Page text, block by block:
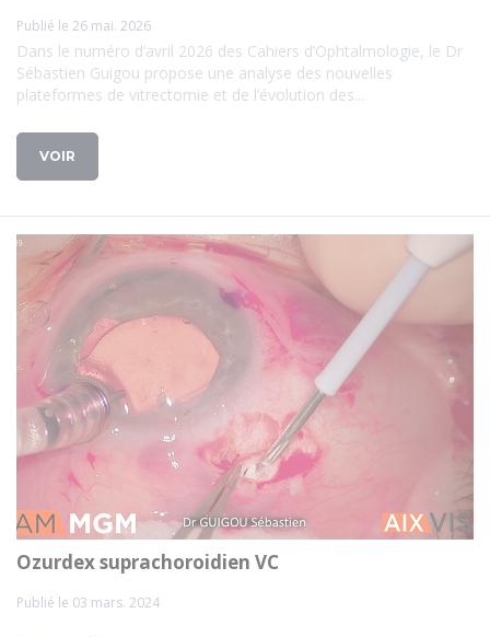
Publié le 26 mai. 2026
Dans le numéro d’avril 2026 des Cahiers d’Ophtalmologie, le Dr
Sébastien Guigou propose une analyse des nouvelles
plateformes de vitrectomie et de l’évolution des...
VOIR
Ozurdex suprachoroidien VC
Publié le 03 mars. 2024